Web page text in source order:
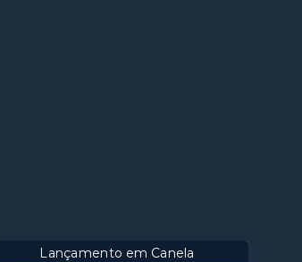
Lançamento em Canela